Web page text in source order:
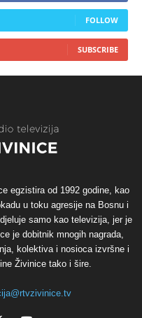
FOLLOW
SUBSCRIBE
egzistira od 1992 godine, kao
u toku agresije na Bosnu i
samo kao televizija, jer je
je dobitnik mnogih nagrada,
kolektiva i nosioca izvršne i
Živinice tako i šire.